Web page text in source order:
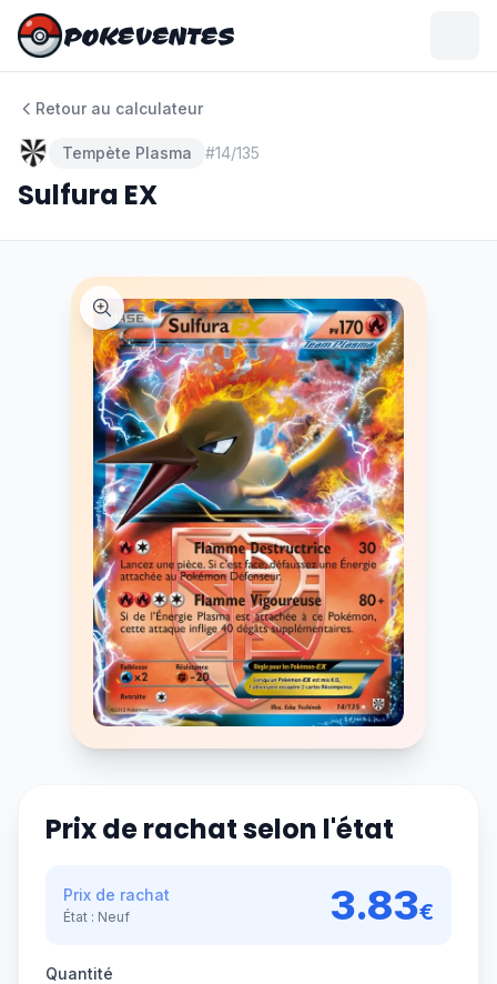
POKEVENTES
POKEVENTES
Retour au calculateur
Tempète Plasma #14/135
Sulfura EX
Prix de rachat selon l'état
Prix de rachat
État : Neuf 3.83€
Quantité